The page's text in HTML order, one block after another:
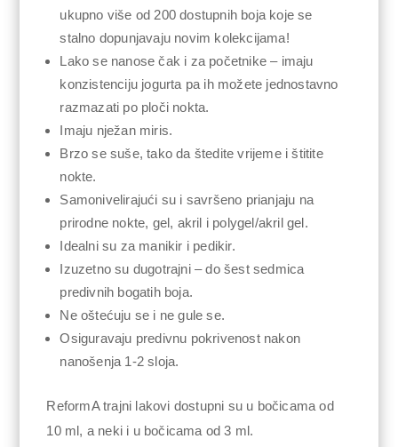
ukupno više od 200 dostupnih boja koje se
stalno dopunjavaju novim kolekcijama!
Lako se nanose čak i za početnike – imaju
konzistenciju jogurta pa ih možete jednostavno
razmazati po ploči nokta.
Imaju nježan miris.
Brzo se suše, tako da štedite vrijeme i štitite
nokte.
Samonivelirajući su i savršeno prianjaju na
prirodne nokte, gel, akril i polygel/akril gel.
Idealni su za manikir i pedikir.
Izuzetno su dugotrajni – do šest sedmica
predivnih bogatih boja.
Ne oštećuju se i ne gule se.
Osiguravaju predivnu pokrivenost nakon
nanošenja 1-2 sloja.
ReformA trajni lakovi dostupni su u bočicama od
10 ml, a neki i u bočicama od 3 ml.